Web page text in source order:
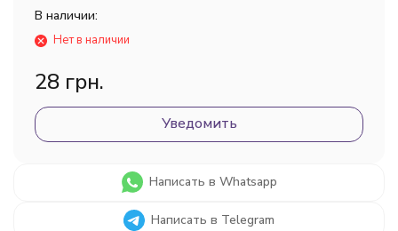
В наличии:
Нет в наличии
28 грн.
Уведомить
Написать в Whatsapp
Написать в Telegram